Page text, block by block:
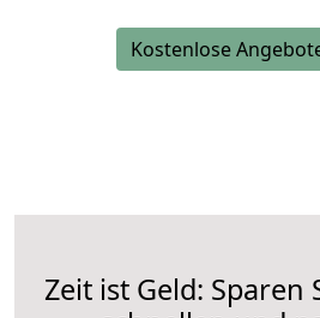
Kostenlose
Zeit ist Geld: Sparen